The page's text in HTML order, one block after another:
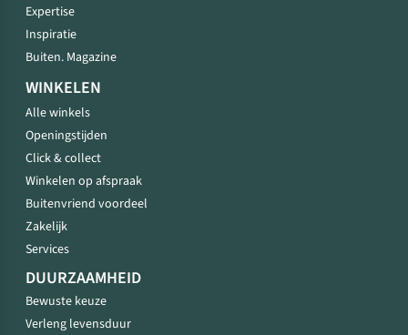
Expertise
Inspiratie
Buiten. Magazine
WINKELEN
Alle winkels
Openingstijden
Click & collect
Winkelen op afspraak
Buitenvriend voordeel
Zakelijk
Services
DUURZAAMHEID
Bewuste keuze
Verleng levensduur